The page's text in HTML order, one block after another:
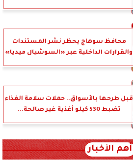
محافظ سوهاج يحظر نشر المستندات
والقرارات الداخلية عبر «السوشيال ميديا»
قبل طرحها بالأسواق.. حملات سلامة الغذاء
تضبط 530 كيلو أغذية غير صالحة...
أهم الأخبار